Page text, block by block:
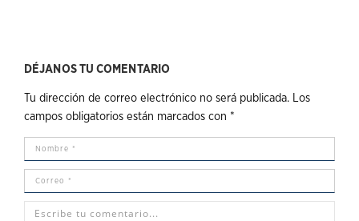
DÉJANOS TU COMENTARIO
Tu dirección de correo electrónico no será publicada.
Los
campos obligatorios están marcados con *